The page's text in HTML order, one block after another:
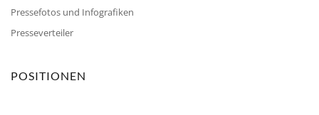
Pressefotos und Infografiken
Presseverteiler
POSITIONEN